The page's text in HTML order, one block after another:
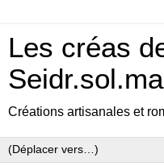
Les créas
Créations artisanales et